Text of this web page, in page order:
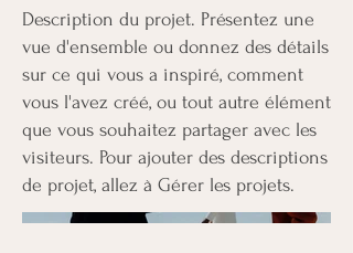
Description du projet. Présentez une
vue d'ensemble ou donnez des détails
sur ce qui vous a inspiré, comment
vous l'avez créé, ou tout autre élément
que vous souhaitez partager avec les
visiteurs. Pour ajouter des descriptions
de projet, allez à Gérer les projets.